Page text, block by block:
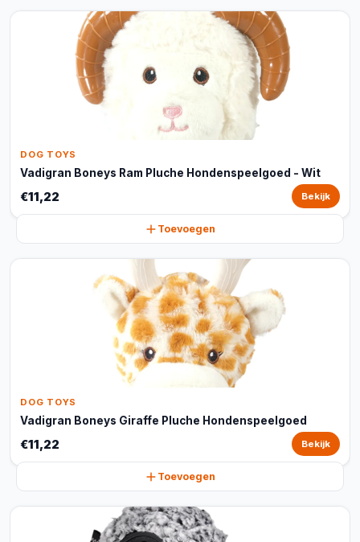
DOG TOYS
Vadigran Boneys Ram Pluche Hondenspeelgoed - Wit
€11,22 Bekijk
Toevoegen
DOG TOYS
Vadigran Boneys Giraffe Pluche Hondenspeelgoed
€11,22 Bekijk
Toevoegen